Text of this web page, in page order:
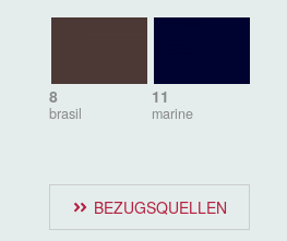
8
brasil
11
marine
BEZUGSQUELLEN